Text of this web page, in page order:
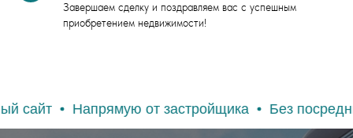
Завершаем сделку и поздравляем вас с успешным
приобретением недвижимости!
от застройщика Без посредников и